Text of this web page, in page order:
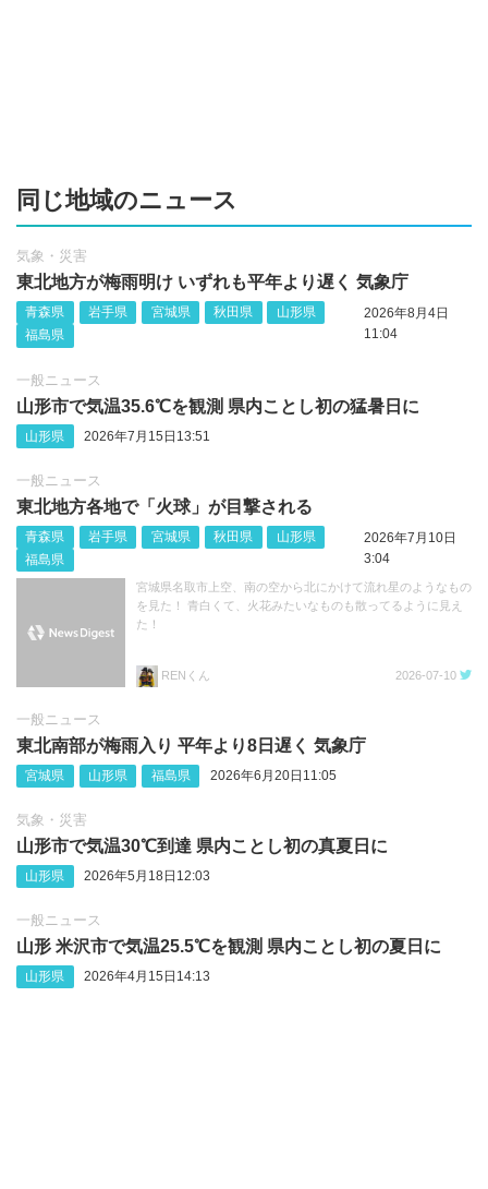
同じ地域のニュース
気象・災害
東北地方が梅雨明け いずれも平年より遅く 気象庁
青森県 岩手県 宮城県 秋田県
山形県
福島県
2026年8月4日
11:04
一般ニュース
山形市で気温35.6℃を観測 県内ことし初の猛暑日に
山形県 2026年7月15日13:51
一般ニュース
東北地方各地で「火球」が目撃される
青森県 岩手県 宮城県 秋田県
山形県
福島県
2026年7月10日
3:04
宮城県名取市上空、南の空から北にかけて流れ星のようなもの
を見た！ 青白くて、火花みたいなものも散ってるように見え
た！
RENくん 2026-07-10
一般ニュース
東北南部が梅雨入り 平年より8日遅く 気象庁
宮城県 山形県 福島県 2026年6月20日11:05
気象・災害
山形市で気温30℃到達 県内ことし初の真夏日に
山形県 2026年5月18日12:03
一般ニュース
山形 米沢市で気温25.5℃を観測 県内ことし初の夏日に
山形県 2026年4月15日14:13